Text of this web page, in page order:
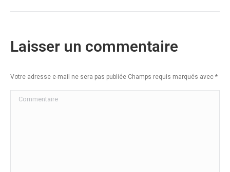
Laisser un commentaire
Votre adresse e-mail ne sera pas publiée Champs requis marqués avec *
Commentaire